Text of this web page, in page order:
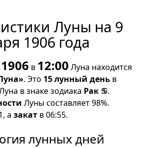
Луны на 9
1906 года
в 12:00 Луна находится
. Это 15 лунный день в
в знаке зодиака Рак ♋.
Луны составляет 98%.
а закат в 06:55.
лунных дней